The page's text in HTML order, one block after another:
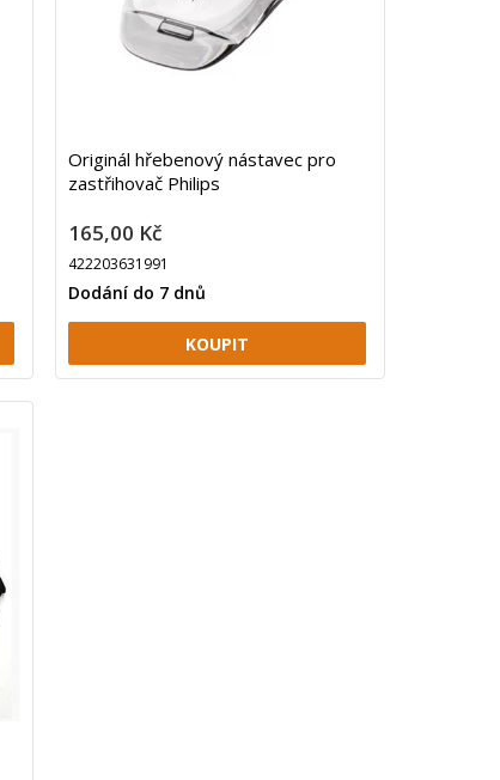
Originál hřebenový nástavec pro
zastřihovač Philips
165,00 Kč
422203631991
Dodání do 7 dnů